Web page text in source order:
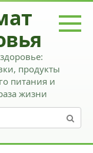
продукты
питания и
жизни